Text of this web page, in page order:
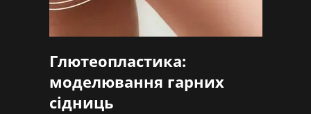
Глютеопластика:
моделювання гарних
сідниць